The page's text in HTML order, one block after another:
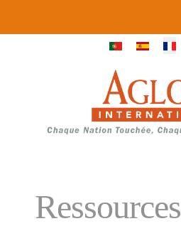
Sélectionnez votre langue
Ressources